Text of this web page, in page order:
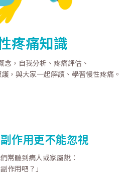
疼痛知識
念，自我分析、疼痛評估、
，與大家一起解讀、學習慢性疼痛。
作用更不能忽視
常聽到病人或家屬說：
作用吧？」